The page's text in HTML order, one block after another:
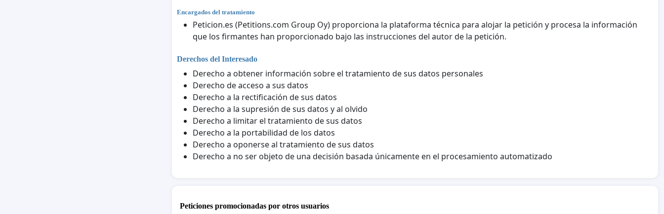
Encargados del tratamiento
Peticion.es (Petitions.com Group Oy) proporciona la plataforma técnica para alojar la petición y procesa la información
que los firmantes han proporcionado bajo las instrucciones del autor de la petición.
Derechos del Interesado
Derecho a obtener información sobre el tratamiento de sus datos personales
Derecho de acceso a sus datos
Derecho a la rectificación de sus datos
Derecho a la supresión de sus datos y al olvido
Derecho a limitar el tratamiento de sus datos
Derecho a la portabilidad de los datos
Derecho a oponerse al tratamiento de sus datos
Derecho a no ser objeto de una decisión basada únicamente en el procesamiento automatizado
Peticiones promocionadas por otros usuarios